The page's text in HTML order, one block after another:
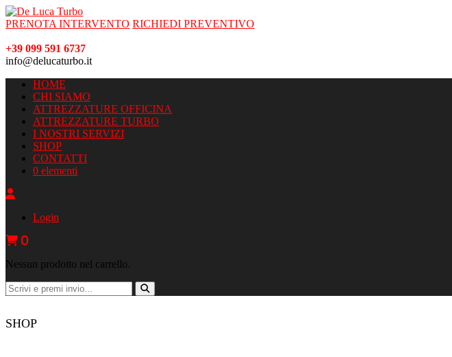
PRENOTA INTERVENTO RICHIEDI PREVENTIVO
+39 099 591 6737
info@delucaturbo.it
HOME
CHI SIAMO
ATTREZZATURE OFFICINA
ATTREZZATURE TURBO
I NOSTRI SERVIZI
SHOP
CONTATTI
0 elementi
Login
0
Nessun prodotto nel carrello.
SHOP